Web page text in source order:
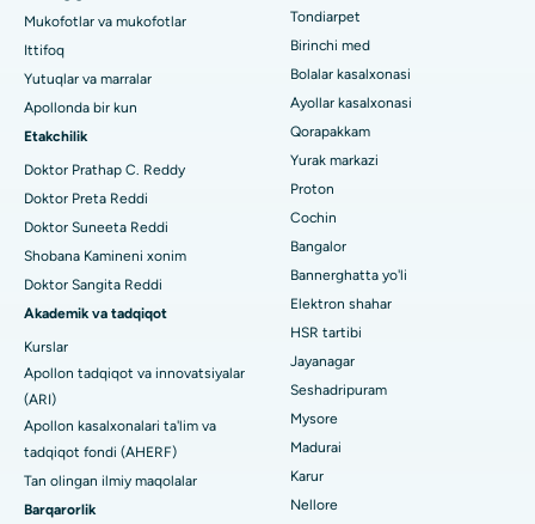
Dermatologni toping
Urologni toping
Diabetologni toping
Ginekologni toping
Umumiy shifokorni toping
Psixologni toping
Jubilee Hillsdagi eng yaxshi kasalxona, Haydarobod
Tondiarpet, Chennai shahridagi eng yaxshi shifoxona
Kotturpuram, Chennai shahridagi eng yaxshi shifoxona
Kovai yo'lidagi eng yaxshi kasalxona, Karur
Karapakkam, Chennaydagi eng yaxshi shifoxona
Arilova, Vizagdagi eng yaxshi shifoxona
Kanpur yo'lidagi eng yaxshi kasalxona, Laknau
Noida shtatidagi 26-sektordagi eng yaxshi shifoxona
Gandhinagar, Ahmedabaddagi eng yaxshi shifoxona
Aragonda, Andhra Pradeshdagi eng yaxshi shifoxona
Bannerghatta yo'lidagi eng yaxshi kasalxona, Bangalor
liposuction
Koroner angiografiya
Transkateter Aorta valfini almashtirish
MitraClip vana ta'mirlash
Kateterni yo'q qilish
ACL rekonstruksiya jarrohligi
Orqaga elkalarni almashtirish
Endometriya ablasyonu
Bachadon arteriyasi embolizatsiyasi
Tuxumdon sistektomiyasi
Mukofotlar va mukofotlar
Ittifoq
Yutuqlar va marralar
Apollonda bir kun
Etakchilik
Doktor Prathap C. Reddy
Doktor Preta Reddi
Doktor Suneeta Reddi
Shobana Kamineni xonim
Doktor Sangita Reddi
Akademik va tadqiqot
Kurslar
Apollon tadqiqot va innovatsiyalar
(ARI)
Apollon kasalxonalari ta'lim va
tadqiqot fondi (AHERF)
Tan olingan ilmiy maqolalar
Barqarorlik
Tondiarpet
Birinchi med
Bolalar kasalxonasi
Ayollar kasalxonasi
Qorapakkam
Yurak markazi
Proton
Cochin
Bangalor
Bannerghatta yo'li
Elektron shahar
HSR tartibi
Jayanagar
Seshadripuram
Mysore
Madurai
Karur
Nellore